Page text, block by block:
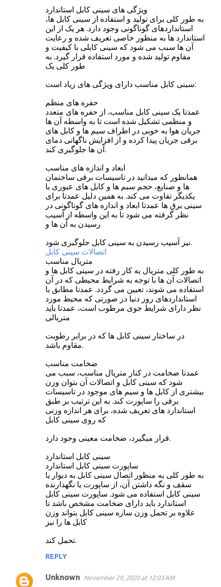
ویژگی های سینی کابل استاندارد
به طور کلی برای تولید و استفاده از سینی کابل ها،
استانداردهای گوناگونی وجود دارد. هر یک از این
استاندارد ها به منظور خاصی تعریف شده و رعایت
آن ها سبب می شود که سینی کابلی با کیفیت و
مقاوم تولید شده و مورد استفاده قرار گیرد. به
طور کلی یک
سینی کابل مناسب دارای ویژگی های زیاد است:
حفره های منظم
عمدتا یک سینی کابل مناسب، از حفره های متعدد
و منظمی تشکیل شده است تا به واسطه آن ها
جریان هوا به خوبی در اطراف سیم ها و کابل های
برقی جریان پیدا کرده و از افزایش ناگهانی دمای
آن ها جلوگیری کند.
ابعاد و اندازه های مناسب
همانطور که میدانید در تاسیسات برقی ساختمان
ها و صنایع، حجم سیم ها و کابل های عبوری با
یکدیگر تفاوت می کند. به همین دلیل عمدتا برای
سینی برق ها عمدتا ابعاد و اندازه های گوناگونی در
نظر گرفته می شود تا به این واسطه از آسیب
رسیدن به آن ها و
نیز آسیب رسیدن به سینی کابل جلوگیری شود.
اتصالات سینی کابل
متریال مناسب
به طور کلی متریال به کار رفته در سینی کابل ها و
اتصالات آن ها با توجه به شرایط محیطی که در آن
استفاده می شوند، تعیین می گردد. عمدتا مطابق با
استانداردهای روز دنیا در صورتی که محیط مورد
نظر دارای شرایط جوی مرطوب است، عمدتا باید
متریالی
در ساختار سینی کابل ها که در برابر رطوبت
مقاوم باشد.
ضخامت مناسب
عمدتا ضخامت در کنار متریال مناسب، سبب می
شود که سینی کابل و اتصالات آن بتوان وزن
بیشتری از کابل ها و سیم های موجود در تاسیسات
برقی را ساپورت کند. به این ترتیب بر طبق
استاندارد های تعریف شده، برای هر اندازه وزنی
که روی سینی کابل
قرار میگیرد، ضخامت معینی وجود دارد.
سینی کابل استاندارد
ساپورت سینی کابل استاندارد
به طور کلی به منظور اتصال سینی کابل به دیوار یا
سقف و نگه داشتن آن، از ساپورت یا نگهدارنده
سینی کابل استفاده می شود. ساپورت سینی کابل
استاندارد باید دارای ضخامت مشخص باشد تا
علاوه بر تحمل وزن سازه سینی کابل بتواند وزن
کابل ها را نیز
تحمل کند.
REPLY
Unknown November 29, 2020 at 12:03 AM